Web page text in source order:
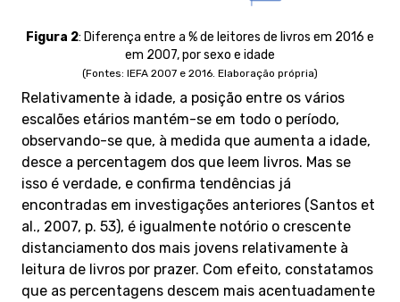
Figura 2: Diferença entre a % de leitores de livros em 2016 e
em 2007, por sexo e idade
(Fontes: IEFA 2007 e 2016. Elaboração própria)
Relativamente à idade, a posição entre os vários
escalões etários mantém-se em todo o período,
observando-se que, à medida que aumenta a idade,
desce a percentagem dos que leem livros. Mas se
isso é verdade, e confirma tendências já
encontradas em investigações anteriores (Santos et
al., 2007, p. 53), é igualmente notório o crescente
distanciamento dos mais jovens relativamente à
leitura de livros por prazer. Com efeito, constatamos
que as percentagens descem mais acentuadamente